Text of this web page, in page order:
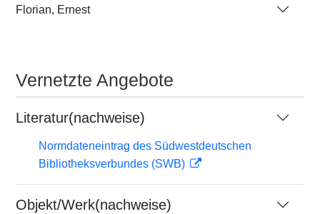
Florian, Ernest
Vernetzte Angebote
Literatur(nachweise)
Normdateneintrag des Südwestdeutschen
Bibliotheksverbundes (SWB)
Objekt/Werk(nachweise)